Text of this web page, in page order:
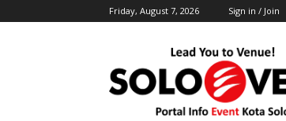
Friday, August 7, 2026 Sign in / Join